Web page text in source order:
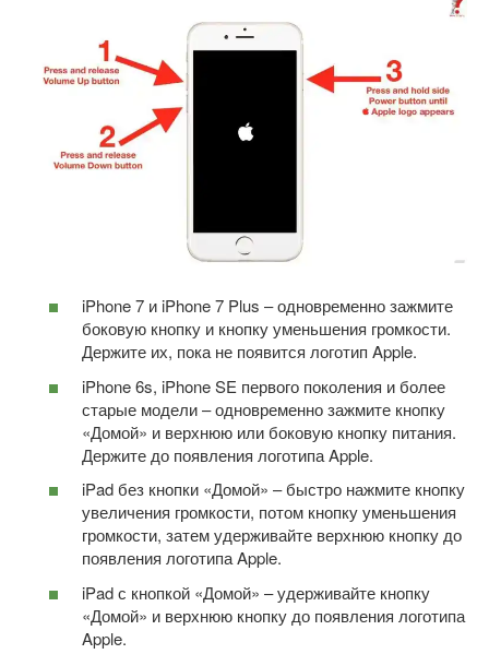
iPhone 7 и iPhone 7 Plus – одновременно зажмите
боковую кнопку и кнопку уменьшения громкости.
Держите их, пока не появится логотип Apple.
iPhone 6s, iPhone SE первого поколения и более
старые модели – одновременно зажмите кнопку
«Домой» и верхнюю или боковую кнопку питания.
Держите до появления логотипа Apple.
iPad без кнопки «Домой» – быстро нажмите кнопку
увеличения громкости, потом кнопку уменьшения
громкости, затем удерживайте верхнюю кнопку до
появления логотипа Apple.
iPad с кнопкой «Домой» – удерживайте кнопку
«Домой» и верхнюю кнопку до появления логотипа
Apple.